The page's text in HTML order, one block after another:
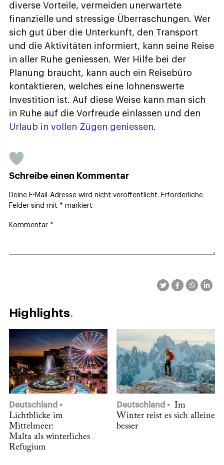
diverse Vorteile, vermeiden unerwartete
finanzielle und stressige Überraschungen. Wer
sich gut über die Unterkunft, den Transport
und die Aktivitäten informiert, kann seine Reise
in aller Ruhe geniessen. Wer Hilfe bei der
Planung braucht, kann auch ein Reisebüro
kontaktieren, welches eine lohnenswerte
Investition ist. Auf diese Weise kann man sich
in Ruhe auf die Vorfreude einlassen und den
Urlaub in vollen Zügen geniessen.
Schreibe einen Kommentar
Deine E-Mail-Adresse wird nicht veröffentlicht. Erforderliche
Felder sind mit * markiert
Kommentar *
Highlights
Deutschland
Lichtblicke im
Mittelmeer:
Malta als winterliches
Refugium
Deutschland
Im
Winter reist es sich alleine
besser